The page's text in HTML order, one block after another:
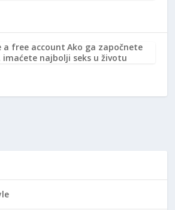
a free account Ako ga započnete
imaćete najbolji seks u životu